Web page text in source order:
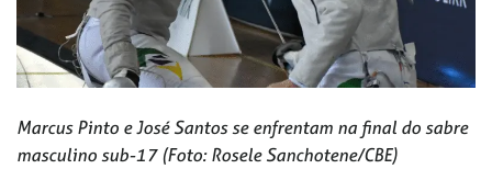
Marcus Pinto e José Santos se enfrentam na final do sabre
masculino sub-17 (Foto: Rosele Sanchotene/CBE)